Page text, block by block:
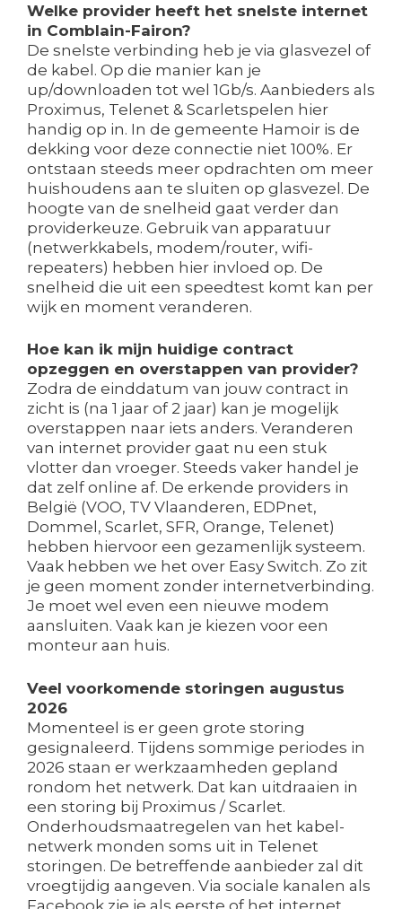
Welke provider heeft het snelste internet
in Comblain-Fairon?
De snelste verbinding heb je via glasvezel of
de kabel. Op die manier kan je
up/downloaden tot wel 1Gb/s. Aanbieders als
Proximus, Telenet & Scarletspelen hier
handig op in. In de gemeente Hamoir is de
dekking voor deze connectie niet 100%. Er
ontstaan steeds meer opdrachten om meer
huishoudens aan te sluiten op glasvezel. De
hoogte van de snelheid gaat verder dan
providerkeuze. Gebruik van apparatuur
(netwerkkabels, modem/router, wifi-
repeaters) hebben hier invloed op. De
snelheid die uit een speedtest komt kan per
wijk en moment veranderen.
Hoe kan ik mijn huidige contract
opzeggen en overstappen van provider?
Zodra de einddatum van jouw contract in
zicht is (na 1 jaar of 2 jaar) kan je mogelijk
overstappen naar iets anders. Veranderen
van internet provider gaat nu een stuk
vlotter dan vroeger. Steeds vaker handel je
dat zelf online af. De erkende providers in
België (VOO, TV Vlaanderen, EDPnet,
Dommel, Scarlet, SFR, Orange, Telenet)
hebben hiervoor een gezamenlijk systeem.
Vaak hebben we het over Easy Switch. Zo zit
je geen moment zonder internetverbinding.
Je moet wel even een nieuwe modem
aansluiten. Vaak kan je kiezen voor een
monteur aan huis.
Veel voorkomende storingen augustus
2026
Momenteel is er geen grote storing
gesignaleerd. Tijdens sommige periodes in
2026 staan er werkzaamheden gepland
rondom het netwerk. Dat kan uitdraaien in
een storing bij Proximus / Scarlet.
Onderhoudsmaatregelen van het kabel-
netwerk monden soms uit in Telenet
storingen. De betreffende aanbieder zal dit
vroegtijdig aangeven. Via sociale kanalen als
Facebook zie je als eerste of het internet